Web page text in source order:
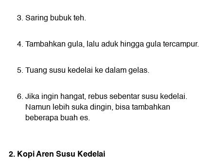
Saring bubuk teh.
Tambahkan gula, lalu aduk hingga gula tercampur.
Tuang susu kedelai ke dalam gelas.
Jika ingin hangat, rebus sebentar susu kedelai.
Namun lebih suka dingin, bisa tambahkan
beberapa buah es.
2. Kopi Aren Susu Kedelai